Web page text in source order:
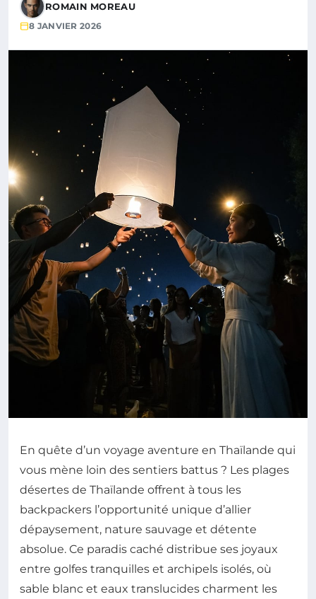
ROMAIN MOREAU
8 JANVIER 2026
En quête d’un voyage aventure en Thaïlande qui
vous mène loin des sentiers battus ? Les plages
désertes de Thaïlande offrent à tous les
backpackers l’opportunité unique d’allier
dépaysement, nature sauvage et détente
absolue. Ce paradis caché distribue ses joyaux
entre golfes tranquilles et archipels isolés, où
sable blanc et eaux translucides charment les